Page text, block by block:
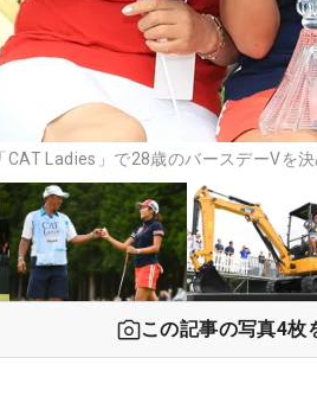
Ladies」で28歳のバースデーVを決
この記事の写真4枚